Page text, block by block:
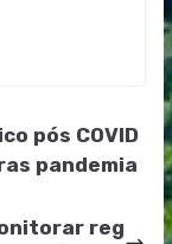
pós COVID
pandemia
reg